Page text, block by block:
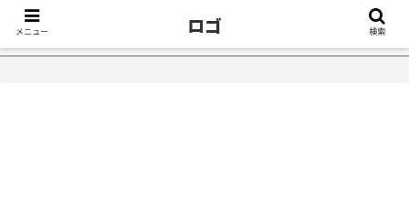
きっかけ５選｜不眠症体験談 【18万再生】YouTube：う
メニュー ロゴ 検索